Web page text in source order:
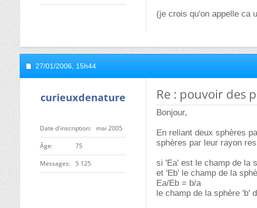
(je crois qu'on appelle ca
27/01/2006, 15h44
curieuxdenature
Date d'inscription mai 2005
ge 75
Messages 5 125
Re : pouvoir des
Bonjour,
En reliant deux sphères
sphères par leur rayon
si 'Ea' est le champ de la
et 'Eb' le champ de la
Ea/Eb = b/a
le champ de la sphère 'b'